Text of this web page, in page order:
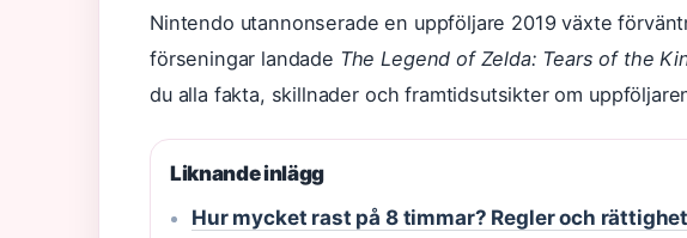
Nintendo utannonserade en uppföljare 2019 växte
förseningar landade The Legend of Zelda: Tears of the
du alla fakta, skillnader och framtidsutsikter om
Liknande inlägg
Hur mycket rast på 8 timmar? Regler och